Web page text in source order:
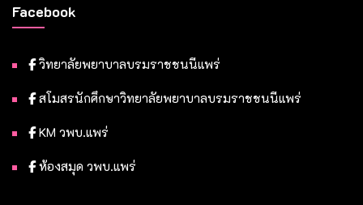
Facebook
วิทยาลัยพยาบาลบรมราชชนนีแพร่
สโมสรนักศึกษาวิทยาลัยพยาบาลบรมราชชนนีแพร่
KM วพบ.แพร่
ห้องสมุด วพบ.แพร่